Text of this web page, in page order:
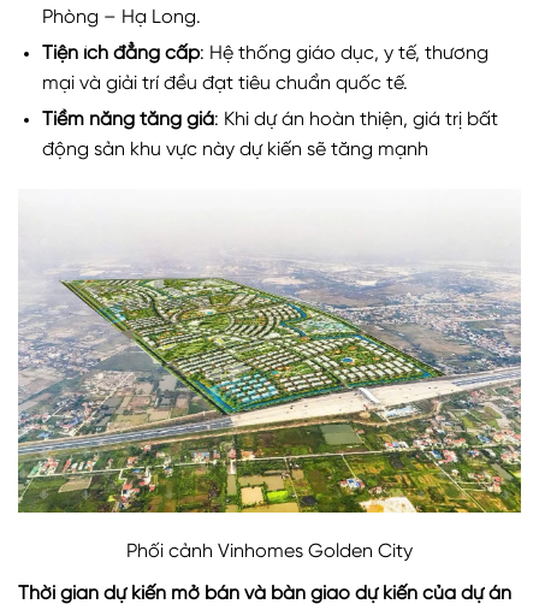
Phòng – Hạ Long.
Tiện ích đẳng cấp: Hệ thống giáo dục, y tế, thương
mại và giải trí đều đạt tiêu chuẩn quốc tế.
Tiềm năng tăng giá: Khi dự án hoàn thiện, giá trị bất
động sản khu vực này dự kiến sẽ tăng mạnh
Phối cảnh Vinhomes Golden City
Thời gian dự kiến mở bán và bàn giao dự kiến của dự án